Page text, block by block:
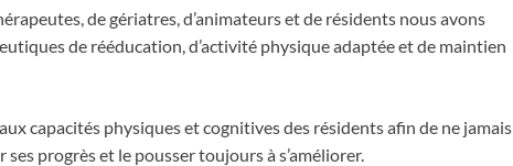
de gériatres, d’animateurs et de résidents nous avons
de rééducation, d’activité physique adaptée et de maintien
capacités physiques et cognitives des résidents afin de ne jamais
progrès et le pousser toujours à s’améliorer.